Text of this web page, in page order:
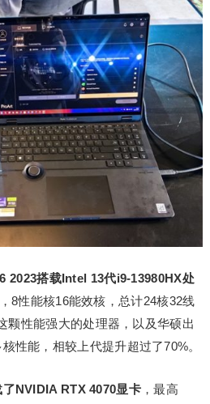
2023搭载Intel 13代i9-13980HX处
8性能核16能效核，总计24核32线
颗性能强大的处理器，以及华硕出
性能，相较上代提升超过了70%。
NVIDIA RTX 4070显卡，最高